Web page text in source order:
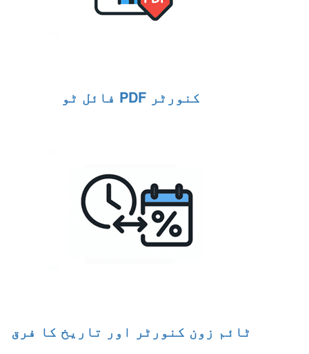
فائل ٹو PDF کنورٹر
ٹائم زون کنورٹر اور تاریخ کا فرق